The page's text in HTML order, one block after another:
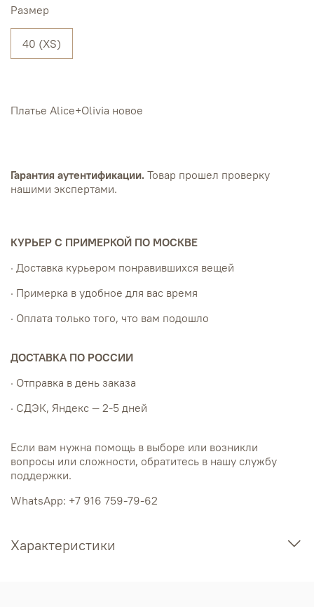
Размер
40 (XS)
Платье Alice+Olivia новое
Гарантия аутентификации. Товар прошел проверку
нашими экспертами.
КУРЬЕР С ПРИМЕРКОЙ ПО МОСКВЕ
· Доставка курьером понравившихся вещей
· Примерка в удобное для вас время
· Оплата только того, что вам подошло
ДОСТАВКА ПО РОССИИ
· Отправка в день заказа
· СДЭК, Яндекс — 2-5 дней
Если вам нужна помощь в выборе или возникли
вопросы или сложности, обратитесь в нашу службу
поддержки.
WhatsApp: +7 916 759-79-62
Характеристики